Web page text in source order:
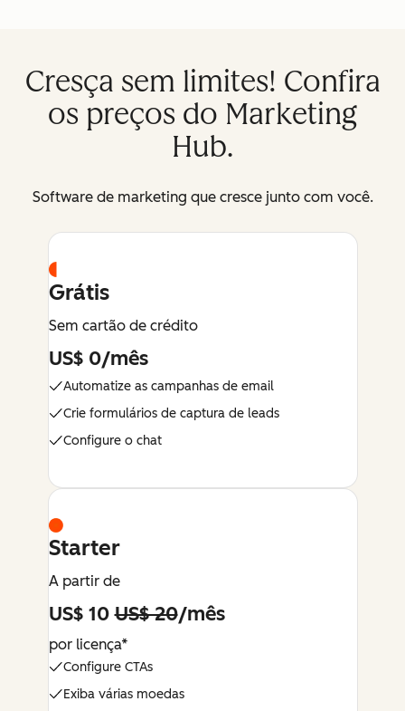
Cresça sem limites! Confira
os preços do Marketing
Hub.
Software de marketing que cresce junto com você.
Grátis
Sem cartão de crédito
US$ 0/mês
Automatize as campanhas de email
Crie formulários de captura de leads
Configure o chat
Starter
A partir de
US$ 10US$ 20/mês
por licença*
Configure CTAs
Exiba várias moedas